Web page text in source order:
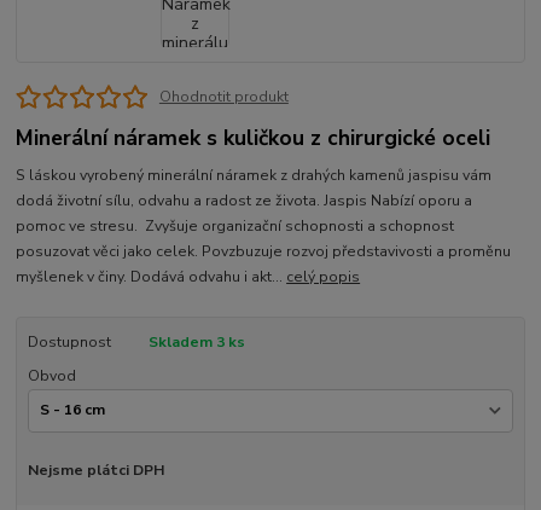
Ohodnotit produkt
Minerální náramek s kuličkou z chirurgické oceli
S láskou vyrobený minerální náramek z drahých kamenů jaspisu vám
dodá životní sílu, odvahu a radost ze života. Jaspis Nabízí oporu a
pomoc ve stresu. Zvyšuje organizační schopnosti a schopnost
posuzovat věci jako celek. Povzbuzuje rozvoj představivosti a proměnu
myšlenek v činy. Dodává odvahu i akt... celý popis
Dostupnost
Skladem 3 ks
Obvod
Nejsme plátci DPH